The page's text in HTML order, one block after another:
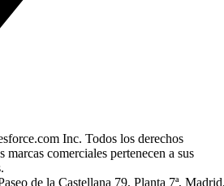
Inc. Todos los derechos
marcas comerciales pertenecen a sus
de la Castellana 79, Planta 7ª,